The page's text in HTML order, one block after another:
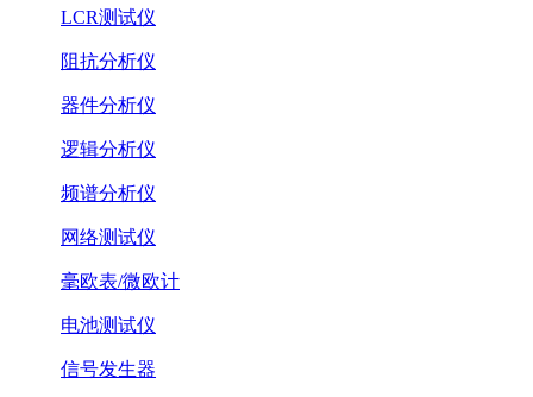
LCR测试仪
阻抗分析仪
器件分析仪
逻辑分析仪
频谱分析仪
网络测试仪
毫欧表/微欧计
电池测试仪
信号发生器